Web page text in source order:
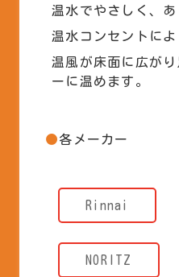
温水でやさしく、あ
温水コンセントによ
温風が床面に広が
ーに温めます。
各メーカー
Rinnai
NORITZ